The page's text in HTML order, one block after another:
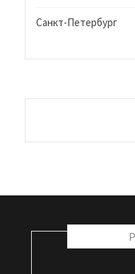
Санкт-Петербург